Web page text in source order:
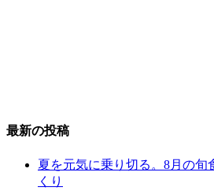
最新の投稿
夏を元気に乗り切る。8月の旬
くり